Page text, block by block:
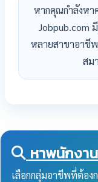
หากคุณกำลังห
Jobpub.com
หลายสาขาอาชี
สม
หาพนักงา
เลือกกลุ่มอาชีพที่ต้อง